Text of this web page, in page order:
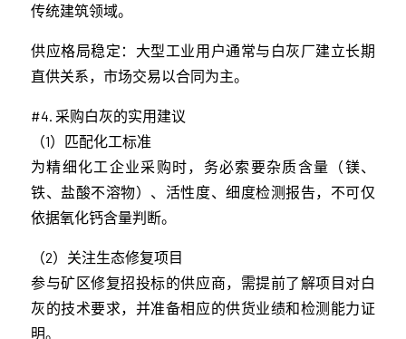
传统建筑领域。
供应格局稳定：大型工业用户通常与白灰厂建立长期
直供关系，市场交易以合同为主。
#4. 采购白灰的实用建议
（1）匹配化工标准
为精细化工企业采购时，务必索要杂质含量（镁、
铁、盐酸不溶物）、活性度、细度检测报告，不可仅
依据氧化钙含量判断。
（2）关注生态修复项目
参与矿区修复招投标的供应商，需提前了解项目对白
灰的技术要求，并准备相应的供货业绩和检测能力证
明。